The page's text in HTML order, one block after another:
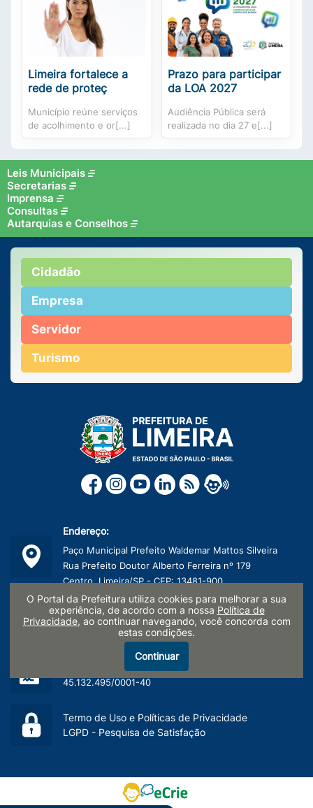
Limeira fortalece a
rede de proteç
Município reúne serviços
de acolhimento e or[...]
Prazo para participar
da LOA 2027
Audiência Pública será
realizada no dia 27 e[...]
Leis Municipais
Secretarias
Imprensa
Consultas
Autarquias e Conselhos
Cidadão
Empresa
Servidor
Turismo
Endereço:
Paço Municipal Prefeito Waldemar Mattos Silveira
Rua Prefeito Doutor Alberto Ferreira nº 179
Centro, Limeira/SP - CEP: 13481-900
Telefone:
(19) 3404-9600
45.132.495/0001-40
Termo de Uso e Políticas de Privacidade
LGPD - Pesquisa de Satisfação
O Portal da Prefeitura utiliza cookies para melhorar a sua
experiência, de acordo com a nossa Política de
Privacidade, ao continuar navegando, você concorda com
estas condições.
Continuar